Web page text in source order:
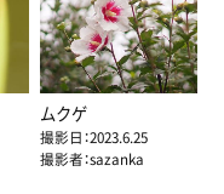
ムクゲ
撮影日：2023.6.25
撮影者：sazanka